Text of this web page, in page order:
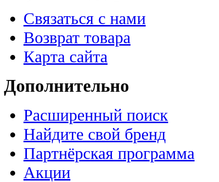
Связаться с нами
Возврат товара
Карта сайта
Дополнительно
Расширенный поиск
Найдите свой бренд
Партнёрская программа
Акции